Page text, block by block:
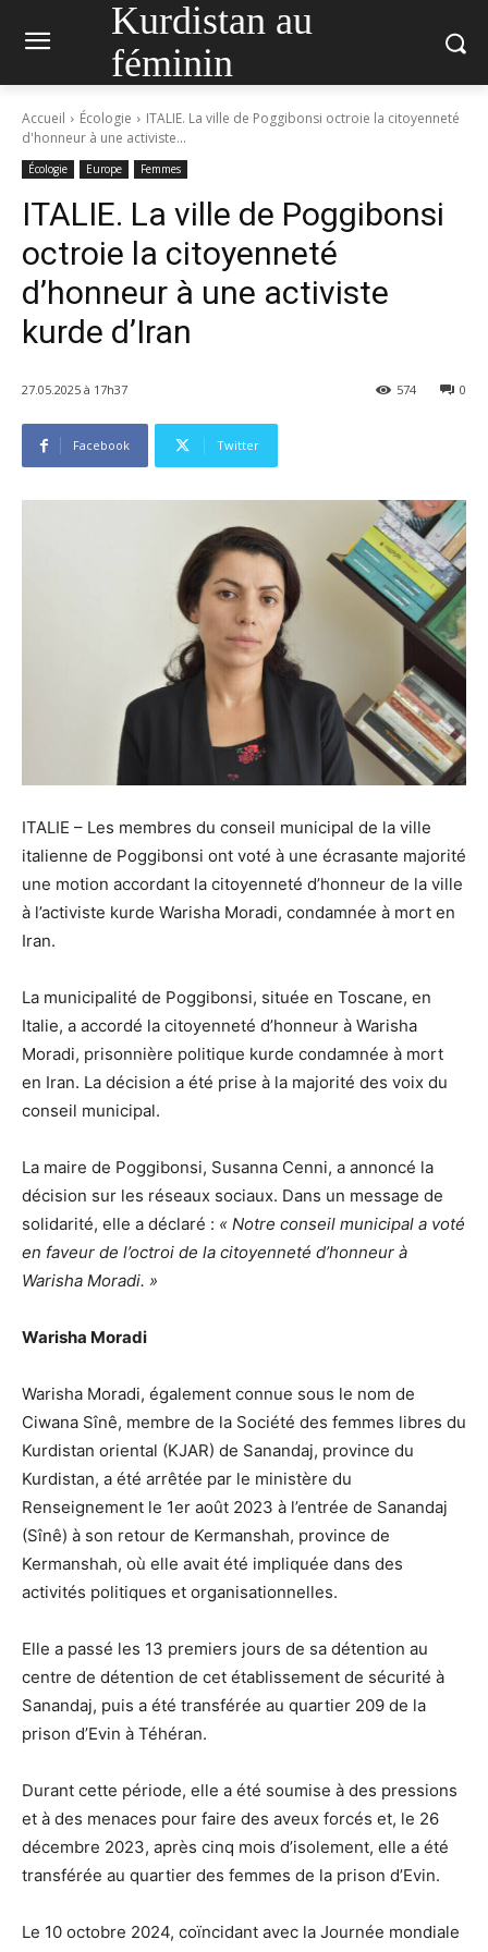
Kurdistan au
féminin
Accueil Écologie
ITALIE. La ville de Poggibonsi octroie la citoyenneté
d'honneur à une activiste...
Écologie Europe Femmes
ITALIE. La ville de Poggibonsi
octroie la citoyenneté
d’honneur à une activiste
kurde d’Iran
27.05.2025 à 17h37 0
574
Facebook Twitter
ITALIE – Les membres du conseil municipal de la ville
italienne de Poggibonsi ont voté à une écrasante majorité
une motion accordant la citoyenneté d’honneur de la ville
à l’activiste kurde Warisha Moradi, condamnée à mort en
Iran.
La municipalité de Poggibonsi, située en Toscane, en
Italie, a accordé la citoyenneté d’honneur à Warisha
Moradi, prisonnière politique kurde condamnée à mort
en Iran. La décision a été prise à la majorité des voix du
conseil municipal.
La maire de Poggibonsi, Susanna Cenni, a annoncé la
décision sur les réseaux sociaux. Dans un message de
solidarité, elle a déclaré : « Notre conseil municipal a voté
en faveur de l’octroi de la citoyenneté d’honneur à
Warisha Moradi. »
Warisha Moradi
Warisha Moradi, également connue sous le nom de
Ciwana Sînê, membre de la Société des femmes libres du
Kurdistan oriental (KJAR) de Sanandaj, province du
Kurdistan, a été arrêtée par le ministère du
Renseignement le 1er août 2023 à l’entrée de Sanandaj
(Sînê) à son retour de Kermanshah, province de
Kermanshah, où elle avait été impliquée dans des
activités politiques et organisationnelles.
Elle a passé les 13 premiers jours de sa détention au
centre de détention de cet établissement de sécurité à
Sanandaj, puis a été transférée au quartier 209 de la
prison d’Evin à Téhéran.
Durant cette période, elle a été soumise à des pressions
et à des menaces pour faire des aveux forcés et, le 26
décembre 2023, après cinq mois d’isolement, elle a été
transférée au quartier des femmes de la prison d’Evin.
Le 10 octobre 2024, coïncidant avec la Journée mondiale